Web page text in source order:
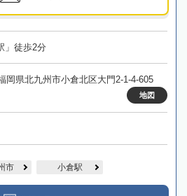
」徒歩2分
岡県北九州市小倉北区大門2-1-4-605
地図
市 小倉駅